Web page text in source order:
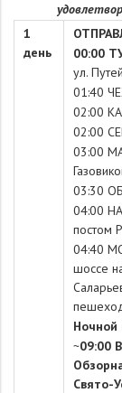
1
день
00:00
ул.
01:40
02:00
02:00
03:00
03:30
04:00
постом
04:40
шоссе
Ночной
~09:00
Свято-